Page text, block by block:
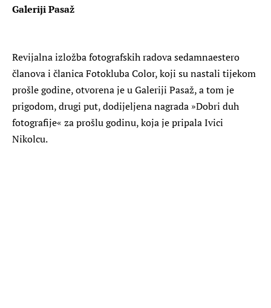
Galeriji Pasaž
Revijalna izložba fotografskih radova sedamnaestero
članova i članica Fotokluba Color, koji su nastali tijekom
prošle godine, otvorena je u Galeriji Pasaž, a tom je
prigodom, drugi put, dodijeljena nagrada »Dobri duh
fotografije« za prošlu godinu, koja je pripala Ivici
Nikolcu.